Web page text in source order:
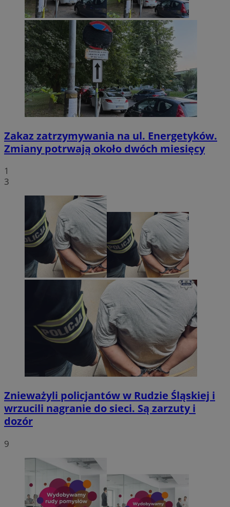
Zakaz zatrzymywania na ul. Energetyków.
Zmiany potrwają około dwóch miesięcy
1
3
Znieważyli policjantów w Rudzie Śląskiej i
wrzucili nagranie do sieci. Są zarzuty i
dozór
9